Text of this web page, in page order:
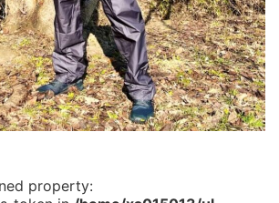
property: